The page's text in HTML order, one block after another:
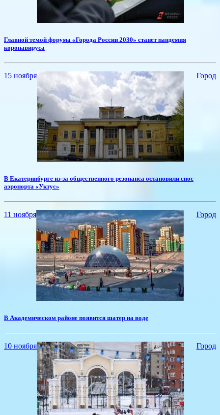
Главной темой форума «Города России 2030» станет пандемия
коронавируса
15 ноября Город
В Екатеринбурге из-за общественного резонанса остановили снос
аэропорта «Уктус»
11 ноября Город
В Академическом районе появится шатер на воде
10 ноября Город